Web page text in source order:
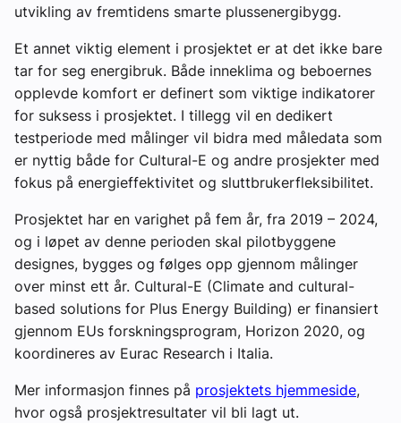
utvikling av fremtidens smarte plussenergibygg.
Et annet viktig element i prosjektet er at det ikke bare
tar for seg energibruk. Både inneklima og beboernes
opplevde komfort er definert som viktige indikatorer
for suksess i prosjektet. I tillegg vil en dedikert
testperiode med målinger vil bidra med måledata som
er nyttig både for Cultural-E og andre prosjekter med
fokus på energieffektivitet og sluttbrukerfleksibilitet.
Prosjektet har en varighet på fem år, fra 2019 – 2024,
og i løpet av denne perioden skal pilotbyggene
designes, bygges og følges opp gjennom målinger
over minst ett år. Cultural-E (Climate and cultural-
based solutions for Plus Energy Building) er finansiert
gjennom EUs forskningsprogram, Horizon 2020, og
koordineres av Eurac Research i Italia.
Mer informasjon finnes på prosjektets hjemmeside,
hvor også prosjektresultater vil bli lagt ut.